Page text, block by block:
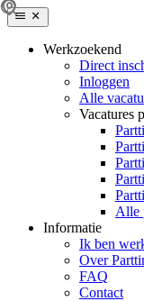
Werkzoekend
Direct
Inloggen
Alle
Vacatures
Alle
Informatie
Ik ben
Over
FAQ
Contact